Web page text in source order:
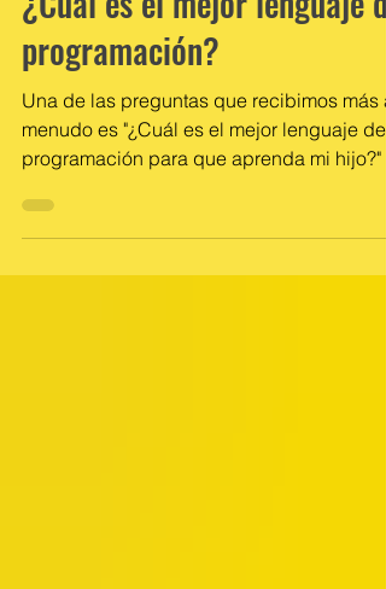
Enrique Preza Hernández
¿Cuál es el mejor lenguaje de
programación?
menudo es "¿Cuál es el mejor lenguaje de
programación para que aprenda mi hijo?" o
"¿X lenguaje...